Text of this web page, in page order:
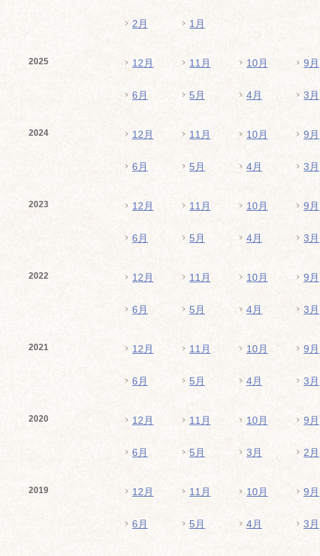
2月 1月
2025 12月 11月 10月 9月
6月 5月 4月 3月
2024 12月 11月 10月 9月
6月 5月 4月 3月
2023 12月 11月 10月 9月
6月 5月 4月 3月
2022 12月 11月 10月 9月
6月 5月 4月 3月
2021 12月 11月 10月 9月
6月 5月 4月 3月
2020 12月 11月 10月 9月
6月 5月 3月 2月
2019 12月 11月 10月 9月
6月 5月 4月 3月